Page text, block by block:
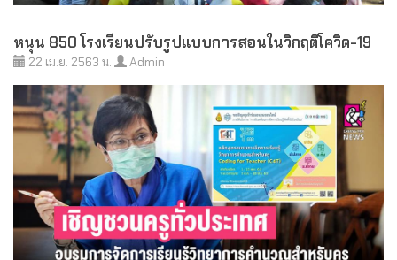
หนุน 850 โรงเรียนปรับรูปแบบการสอนในวิกฤติโควิด-19
22 เม.ย. 2563 น. Admin